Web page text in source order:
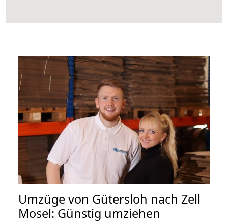
Umzüge von Gütersloh nach Zell
Mosel: Günstig umziehen